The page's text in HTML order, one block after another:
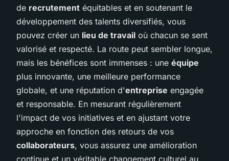
de recrutement équitables et en soutenant le
développement des talents diversifiés, vous
pouvez créer un lieu de travail où chacun se sent
valorisé et respecté. La route peut sembler longue,
mais les bénéfices sont immenses : une équipe
plus innovante, une meilleure performance
globale, et une réputation d'entreprise engagée
et responsable. En mesurant régulièrement
l'impact de vos initiatives et en ajustant votre
approche en fonction des retours de vos
collaborateurs, vous assurez une amélioration
continue et un véritable changement culturel au